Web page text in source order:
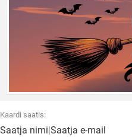
Kaardi saatis:
Saatja nimi Saatja e-mail